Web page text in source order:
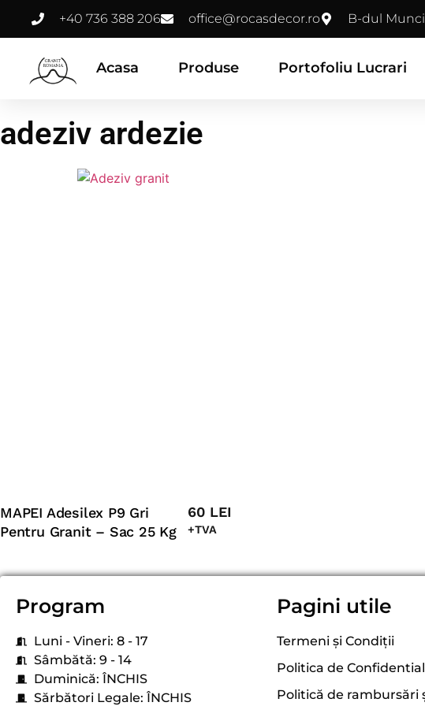
+40 736 388 206 office@rocasdecor.ro B-dul
Acasa Produse Portofoliu Lucrari
adeziv ardezie
MAPEI Adesilex P9 Gri
Pentru Granit – Sac 25 Kg
60 LEI
+TVA
Program
Luni - Vineri: 8 - 17
Sâmbătă: 9 - 14
Duminică: ÎNCHIS
Sărbători Legale: ÎNCHIS
Pagini utile
Termeni și Condiții
Politica de
Politică de rambursări